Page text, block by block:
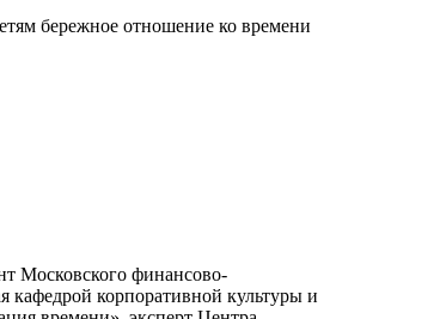
бережное отношение ко времени
Московского финансово-
корпоративной культуры и